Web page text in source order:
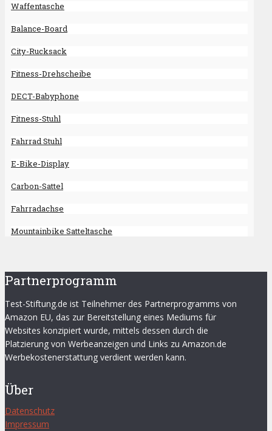
Waffentasche
Balance-Board
City-Rucksack
Fitness-Drehscheibe
DECT-Babyphone
Fitness-Stuhl
Fahrrad Stuhl
E-Bike-Display
Carbon-Sattel
Fahrradachse
Mountainbike Satteltasche
Partnerprogramm
Test-Stiftung.de ist Teilnehmer des Partnerprogramms von
Amazon EU, das zur Bereitstellung eines Mediums für
Websites konzipiert wurde, mittels dessen durch die
Platzierung von Werbeanzeigen und Links zu Amazon.de
Werbekostenerstattung verdient werden kann.
Über
Datenschutz
Impressum